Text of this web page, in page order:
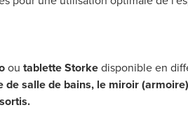
ou tablette Storkedisponible en
de salle de bains, le miroir